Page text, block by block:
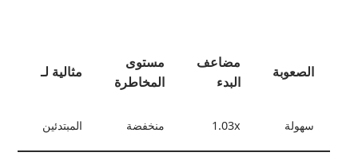
الصعوبة
مضاعف
البدء
مستوى
المخاطرة
مثالية لـ
سهولة 1.03x منخفضة المبتدئين